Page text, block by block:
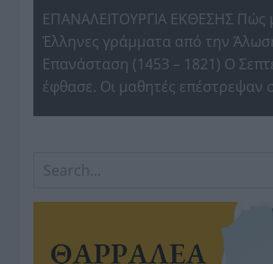
ΕΠΑΝΑΛΕΙΤΟΥΡΓΙΑ ΕΚΘΕΣΗΣ Πώς
Έλληνες γράμματα από την
Επανάσταση (1453 – 1821) Ο
έφθασε. Οι μαθητές επέστρεψαν